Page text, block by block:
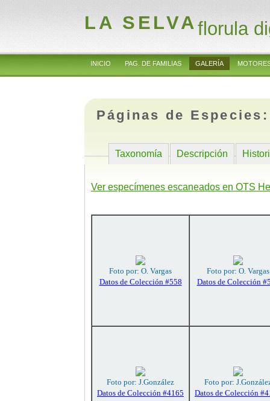
LA SELVAflorula
INICIO PAG. DE FAMILIAS GALERÍA
Páginas de
Taxonomía Descripción
Ver especímenes escaneados en OTS
Foto por: O. Vargas
Datos de Colección #558
Foto por: O. Vargas
Datos de Colección
Foto por: J.González
Datos de Colección #4165
Foto por:
Datos de Colección